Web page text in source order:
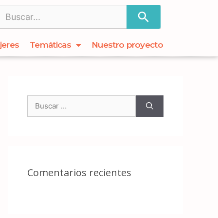
Temáticas Nuestro proyecto
Comentarios recientes